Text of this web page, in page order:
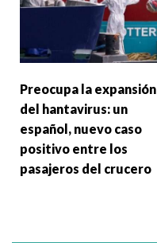
Preocupa la expansión
del hantavirus: un
español, nuevo caso
positivo entre los
pasajeros del crucero